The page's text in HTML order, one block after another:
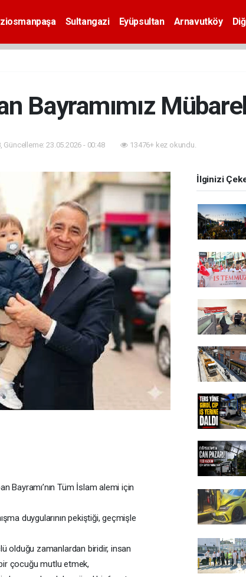
Sultangazi Eyüpsultan Arnavutköy
Bayramımız
Güncelleme: 23.05.2026 - 00:48 13476+ kez okundu.
Bayramı’nın Tüm İslam alemi için
duygularının pekiştiği, geçmişle
olduğu zamanlardan biridir, insan
çocuğu mutlu etmek,
İlginizi